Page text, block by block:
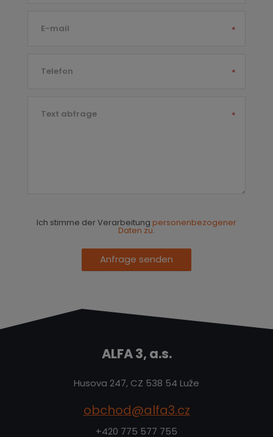
E-mail *
Telefon *
Text abfrage *
Anfrage senden
Ich stimme der Verarbeitung personenbezogener
Daten zu.
ALFA 3, a.s.
Husova 247, CZ 538 54 Luže
obchod@alfa3.cz
+420 775 577 755